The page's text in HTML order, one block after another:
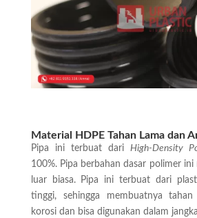
Material HDPE Tahan Lama dan
Pipa ini terbuat dariHigh-Density
100%. Pipa berbahan dasar polimer
luar biasa. Pipa ini terbuat dari
tinggi, sehingga membuatnya
korosi dan bisa digunakan dalam